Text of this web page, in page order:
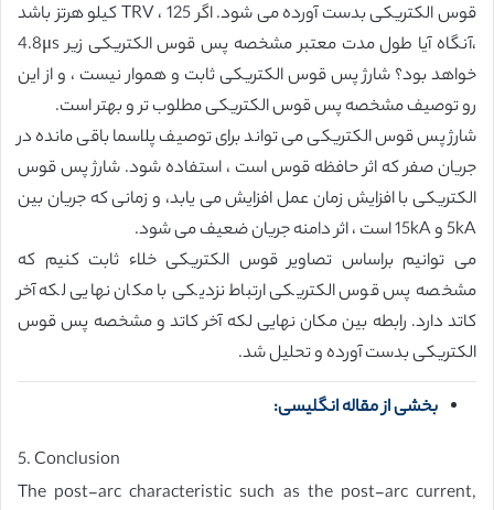
قوس الکتریکی بدست آورده می شود. اگر TRV ، 125 کیلو هرتز باشد
،آنگاه آیا طول مدت معتبر مشخصه پس قوس الکتریکی زیر 4.8μs
خواهد بود؟ شارژ پس قوس الکتریکی ثابت و هموار نیست ، و از این
رو توصیف مشخصه پس قوس الکتریکی مطلوب تر و بهتر است.
شارژ پس قوس الکتریکی می تواند برای توصیف پلاسما باقی مانده در
جریان صفر که اثر حافظه قوس است ، استفاده شود. شارژ پس قوس
الکتریکی با افزایش زمان عمل افزایش می یابد، و زمانی که جریان بین
5kA و 15kA است ، اثر دامنه جریان ضعیف می شود.
می توانیم براساس تصاویر قوس الکتریکی خلاء ثابت کنیم که
مشخصه پس قوس الکتریکی ارتباط نزدیکی با مکان نهایی لکه آخر
کاتد دارد. رابطه بین مکان نهایی لکه آخر کاتد و مشخصه پس قوس
الکتریکی بدست آورده و تحلیل شد.
بخشی از مقاله انگلیسی:
5. Conclusion
The post-arc characteristic such as the post-arc current,